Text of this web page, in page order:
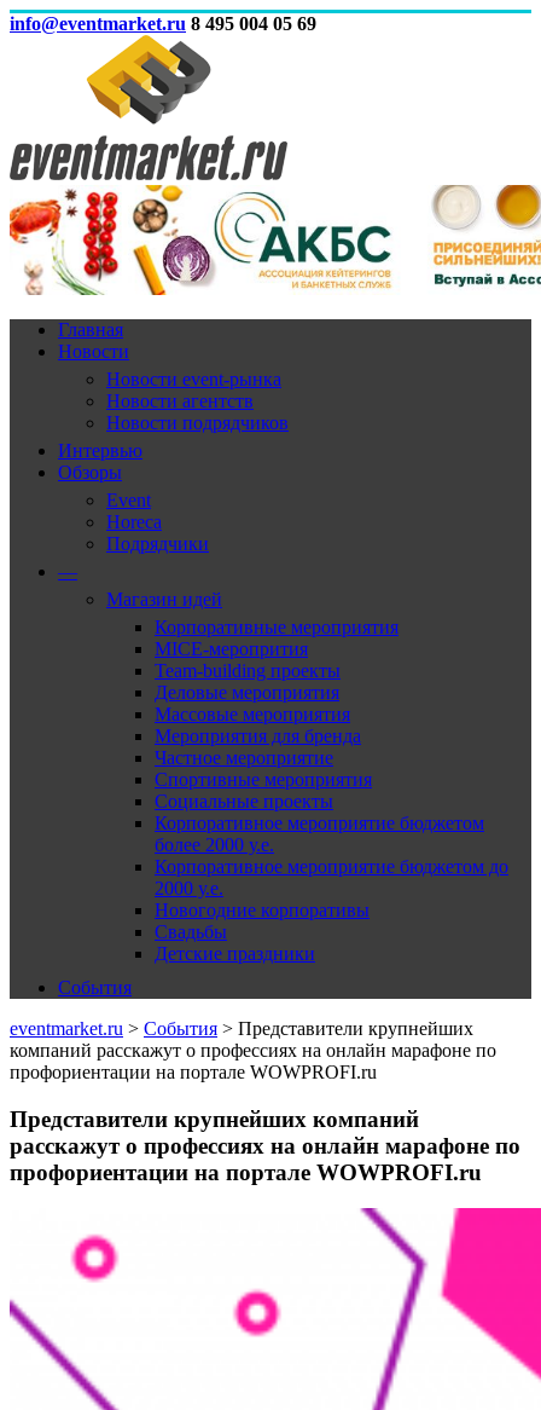
info@eventmarket.ru 8 495 004 05 69
Главная
Новости
Новости event-рынка
Новости агентств
Новости подрядчиков
Интервью
Обзоры
Event
Horeca
Подрядчики
—
Магазин идей
Корпоративные мероприятия
MICE-меропрития
Team-building проекты
Деловые мероприятия
Массовые мероприятия
Мероприятия для бренда
Частное мероприятие
Спортивные мероприятия
Социальные проекты
Корпоративное мероприятие бюджетом
более 2000 у.е.
Корпоративное мероприятие бюджетом до
2000 у.е.
Новогодние корпоративы
Свадьбы
Детские праздники
События
eventmarket.ru > События > Представители крупнейших
компаний расскажут о профессиях на онлайн марафоне по
профориентации на портале WOWPROFI.ru
Представители крупнейших компаний
расскажут о профессиях на онлайн марафоне по
профориентации на портале WOWPROFI.ru